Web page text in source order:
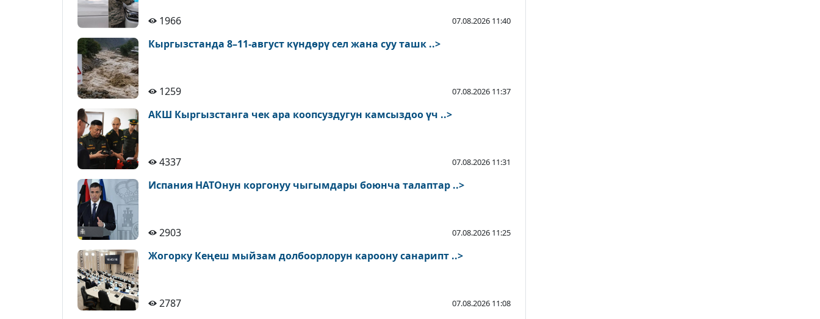
1966 07.08.2026 11:40
Кыргызстанда 8–11-август күндөрү сел жана суу ташк ..>
1259 07.08.2026 11:37
АКШ Кыргызстанга чек ара коопсуздугун камсыздоо үч ..>
4337 07.08.2026 11:31
Испания НАТОнун коргонуу чыгымдары боюнча талаптар ..>
2903 07.08.2026 11:25
Жогорку Кеңеш мыйзам долбоорлорун кароону санарипт ..>
2787 07.08.2026 11:08